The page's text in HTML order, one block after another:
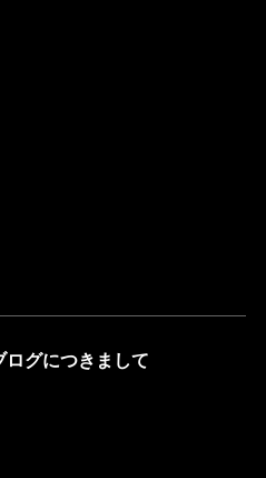
ログにつきまして